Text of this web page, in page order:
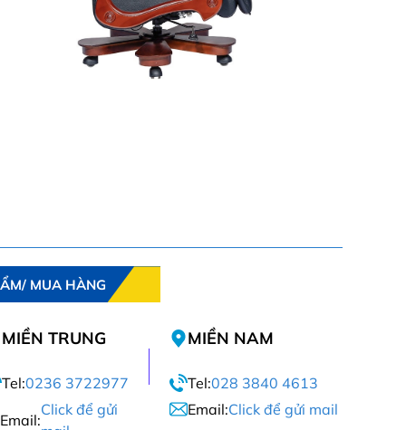
MUA HÀNG
MIỀN TRUNG
Tel:0236 3722977
Email:
Click để gửi
MIỀN NAM
Tel:028 3840 4613
Email:Click để gửi mail